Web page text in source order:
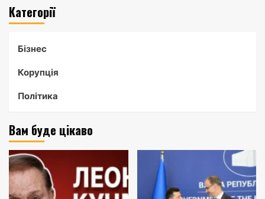
Категорії
Бізнес
Корупція
Політика
Вам буде цікаво